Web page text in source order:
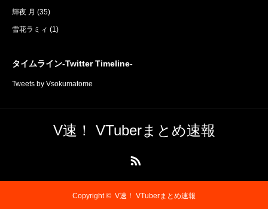
輝夜 月 (35)
雪花ラミィ (1)
タイムライン-Twitter Timeline-
Tweets by Vsokumatome
V速！ VTuberまとめ速報
Copyright © V速！ VTuberまとめ速報